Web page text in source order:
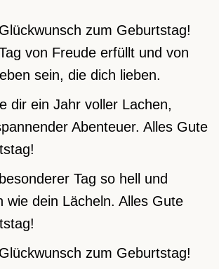
zum Geburtstag!
von Freude erfüllt und von
sein, die dich lieben.
dir ein Jahr voller Lachen,
Abenteuer. Alles Gute
Tag so hell und
wie dein Lächeln. Alles Gute
zum Geburtstag!